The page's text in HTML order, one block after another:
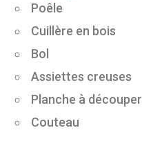
Poêle
Cuillère en bois
Bol
Assiettes creuses
Planche à découper
Couteau